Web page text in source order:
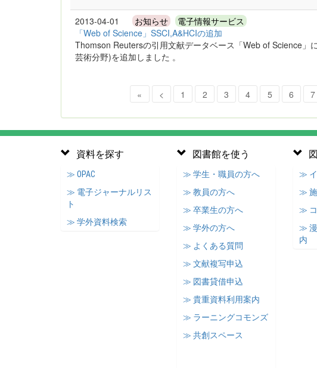
2013-04-01 お知らせ 電子情報サービス
「Web of Science」SSCI,A&HCIの追加
Thomson Reutersの引用文献データベース「Web of Science」
芸術分野)を追加しました 。
« < 1 2 3 4 5 6 7
資料を探す
≫ OPAC
≫ 電子ジャーナルリス
ト
≫ 学外資料検索
図書館を使う
≫ 学生・職員の方へ
≫ 教員の方へ
≫ 卒業生の方へ
≫ 学外の方へ
≫ よくある質問
≫ 文献複写申込
≫ 図書貸借申込
≫ 貴重資料利用案内
≫ ラーニングコモンズ
≫ 共創スペース
≫ イ
≫ 施
≫ コ
≫ 漫
内